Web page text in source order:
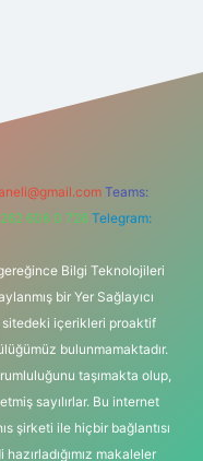
Teams:
606 0 726 Telegram:
Bilgi Teknolojileri
bir Yer Sağlayıcı
içerikleri proaktif
bulunmamaktadır.
taşımakta olup,
sayılırlar. Bu internet
şirketi ile hiçbir bağlantısı
makaleler